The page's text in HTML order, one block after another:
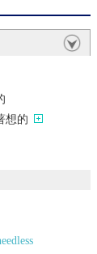
想的